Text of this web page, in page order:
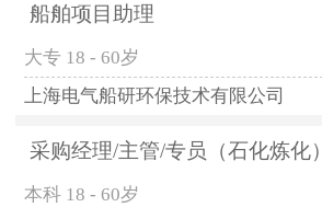
船舶项目助理
大专 18 - 60岁
上海电气船研环保技术有限公司
采购经理/主管/专员（石化炼化）
本科 18 - 60岁